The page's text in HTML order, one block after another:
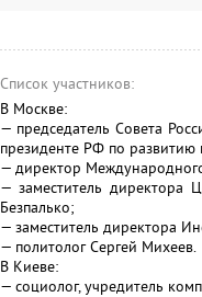
Список участников:
В Москве:
— председатель Совета
президенте РФ по развитию
— директор
— заместитель директора
Безпалько;
— заместитель директора
— политолог Сергей Михеев.
В Киеве:
— социолог, учредитель